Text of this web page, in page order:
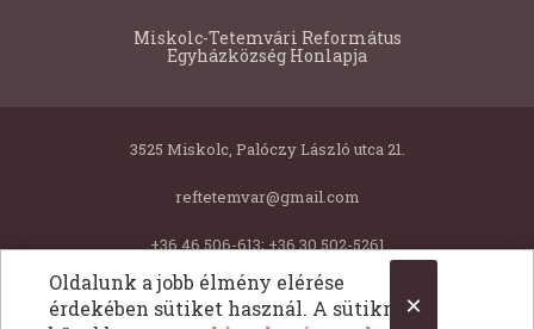
×
Oldalunk a jobb élmény elérése
érdekében sütiket használ. A sütikről
Miskolc-Tetemvári Református
Egyházközség Honlapja
3525 Miskolc, Palóczy László utca 21.
reftetemvar@gmail.com
+36 46 506-613; +36 30 502-5261
Copyright © 2026 Miskolc-Tetemvári Református Egyházközség Honlapja. Minden jog fentartva.